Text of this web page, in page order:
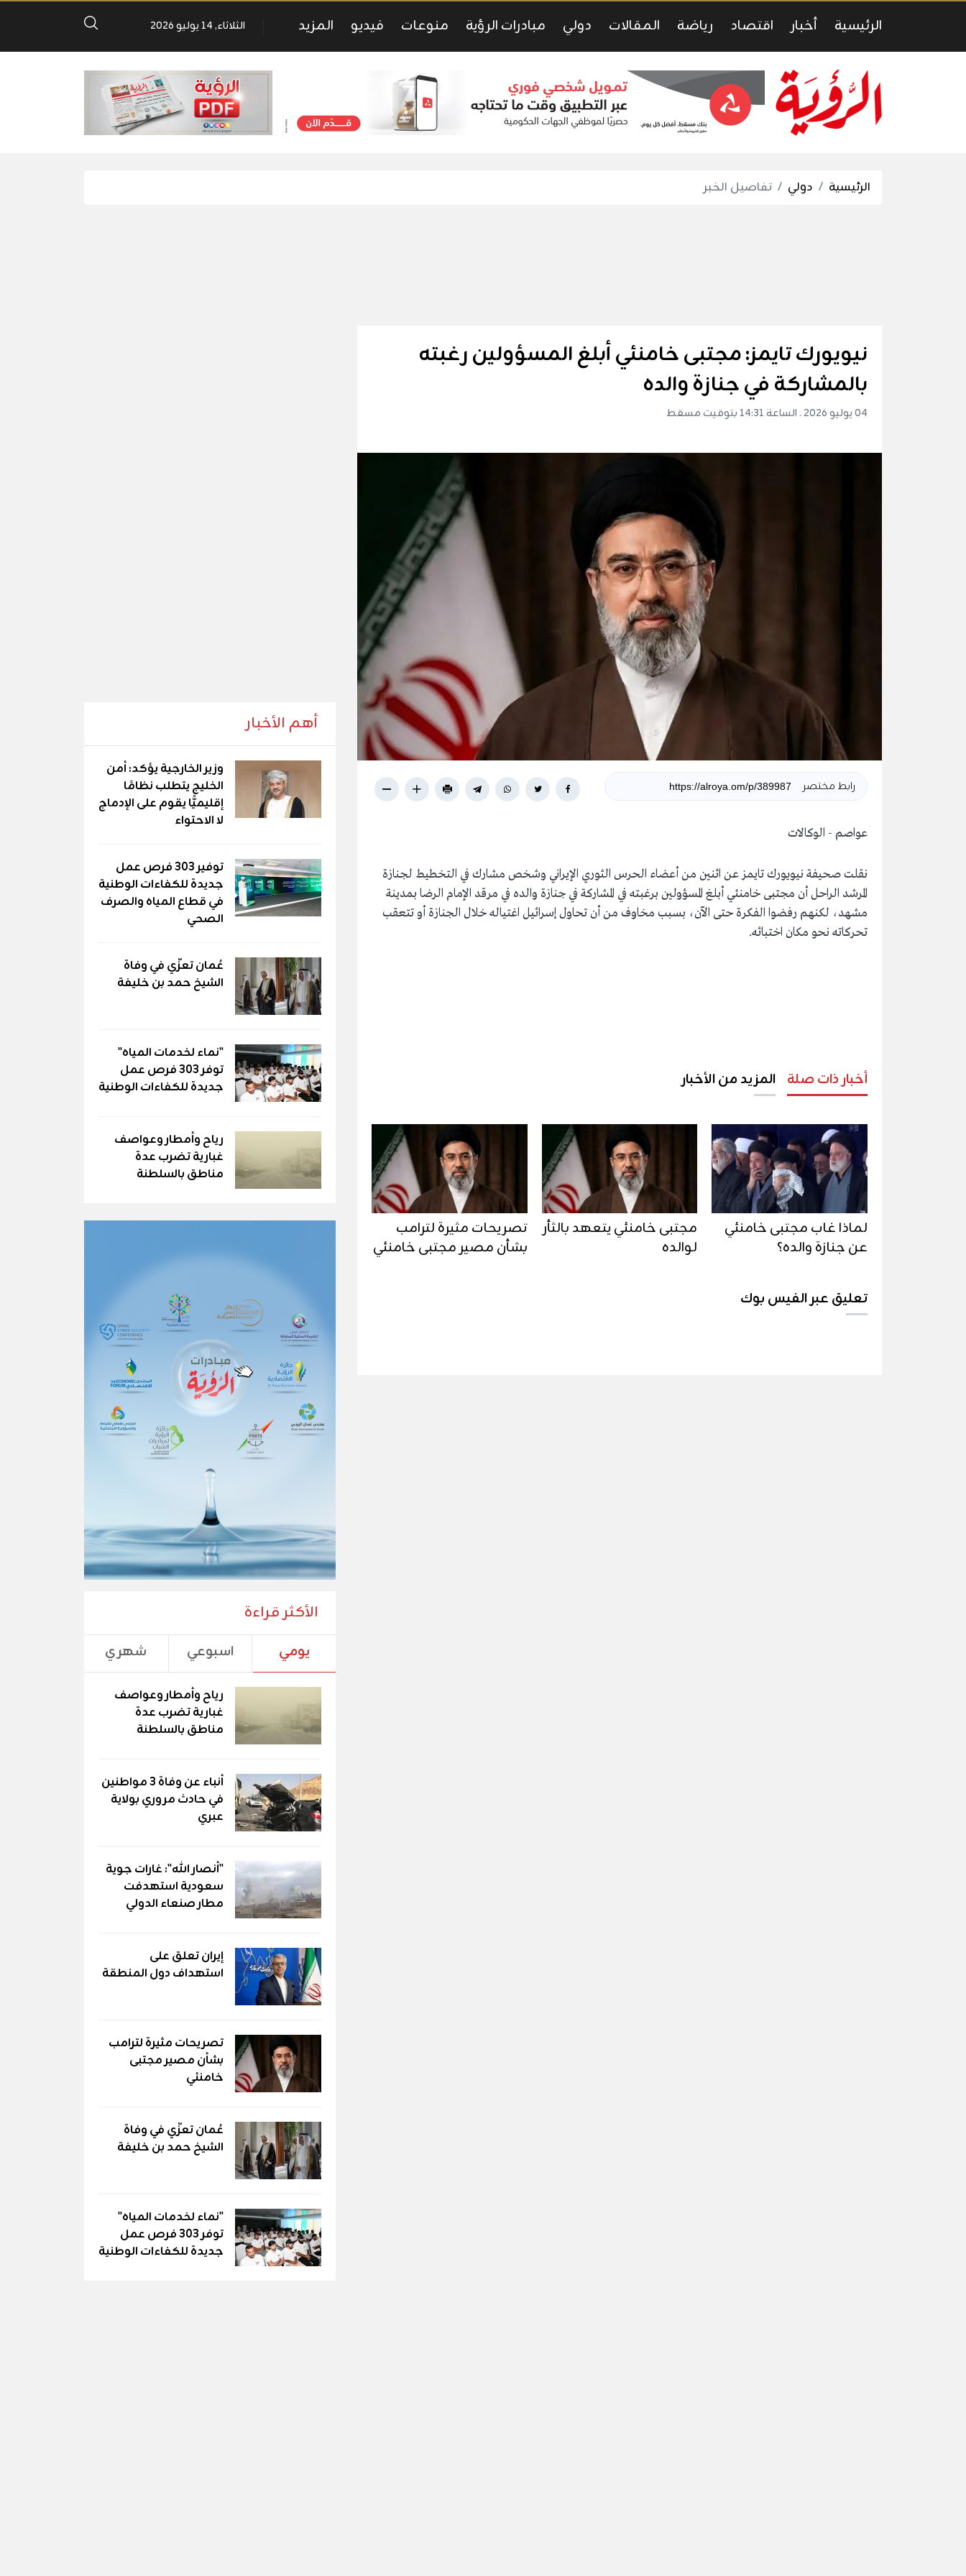
الرئيسية أخبار اقتصاد رياضة المقالات دولي مبادرات الرؤية منوعات فيديو المزيد الثلاثاء, 14 يوليو 2026
الرئيسية دولي تفاصيل الخبر
نيويورك تايمز: مجتبى خامنئي أبلغ المسؤولين رغبته
بالمشاركة في جنازة والده
04 يوليو 2026 . الساعة 14:31 بتوقيت مسقط
رابط مختصر
عواصم - الوكالات
نقلت صحيفة نيويورك تايمز عن اثنين من أعضاء الحرس الثوري الإيراني وشخص مشارك في التخطيط لجنازة
المرشد الراحل أن مجتبى خامنئي أبلغ المسؤولين برغبته في المشاركة في جنازة والده في مرقد الإمام الرضا بمدينة
مشهد، لكنهم رفضوا الفكرة حتى الآن، بسبب مخاوف من أن تحاول إسرائيل اغتياله خلال الجنازة أو تتعقب
تحركاته نحو مكان اختبائه.
أخبار ذات صلة المزيد من الأخبار
لماذا غاب مجتبى خامنئي
عن جنازة والده؟
مجتبى خامنئي يتعهد بالثأر
لوالده
تصريحات مثيرة لترامب
بشأن مصير مجتبى خامنئي
تعليق عبر الفيس بوك
أهم الأخبار
وزير الخارجية يؤكد: أمن
الخليج يتطلب نظامًا
إقليميًّا يقوم على الإدماج
لا الاحتواء
توفير 303 فرص عمل
جديدة للكفاءات الوطنية
في قطاع المياه والصرف
الصحي
عُمان تعزّي في وفاة
الشيخ حمد بن خليفة
"نماء لخدمات المياه"
توفر 303 فرص عمل
جديدة للكفاءات الوطنية
رياح وأمطار وعواصف
غبارية تضرب عدة
مناطق بالسلطنة
الأكثر قراءة
يومي اسبوعي شهري
رياح وأمطار وعواصف
غبارية تضرب عدة
مناطق بالسلطنة
أنباء عن وفاة 3 مواطنين
في حادث مروري بولاية
عبري
"أنصار الله": غارات جوية
سعودية استهدفت
مطار صنعاء الدولي
إيران تعلق على
استهداف دول المنطقة
تصريحات مثيرة لترامب
بشأن مصير مجتبى
خامنئي
عُمان تعزّي في وفاة
الشيخ حمد بن خليفة
"نماء لخدمات المياه"
توفر 303 فرص عمل
جديدة للكفاءات الوطنية